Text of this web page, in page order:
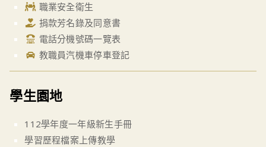
職業安全衛生
捐款芳名錄及同意書
電話分機號碼一覽表
教職員汽機車停車登記
學生園地
112學年度一年級新生手冊
學習歷程檔案上傳教學